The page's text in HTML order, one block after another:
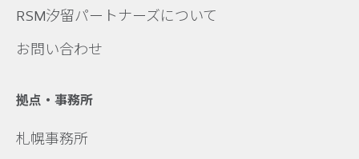
RSM汐留パートナーズについて
お問い合わせ
拠点・事務所
札幌事務所